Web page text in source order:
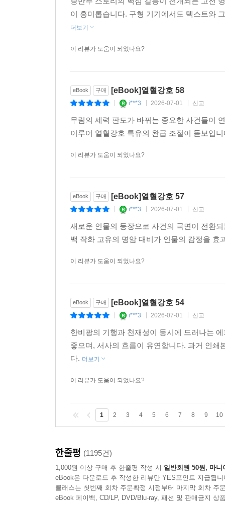
이 흥미롭습니다. 구형 기기에서도 텍스트와
더보기
이 리뷰가 도움이 되었나요?
eBook 구매 [eBook]열혈강호 58
i***3 2026-07-01 신고
무림의 세력 판도가 바뀌는 중요한 사건들이
이루어 열혈강호 특유의 완급 조절이 돋보입
이 리뷰가 도움이 되었나요?
eBook 구매 [eBook]열혈강호 57
i***3 2026-07-01 신고
새로운 인물의 등장으로 사건의 국면이 전환
백 작화 고유의 명암 대비가 인물의 감정을
이 리뷰가 도움이 되었나요?
eBook 구매 [eBook]열혈강호 54
i***3 2026-07-01 신고
한비광의 기행과 천재성이 동시에 드러나는
좋으며, 서사의 흐름이 유연합니다. 과거 인
다. 더보기
이 리뷰가 도움이 되었나요?
1 2 3 4 5 6 7 8 9 10
한줄평 (1195건)
1,000원 이상 구매 후 한줄평 작성 시 일반회원 50원, 마니
eBook은 다운로드 후 작성한 리뷰만 YES포인트 지급됩니
클래스는 첫번째 회차 주문확정 시점부터 마지막 회차 주
eBook 페이백, CD/LP, DVD/Blu-ray, 패션 및 판매금지 상